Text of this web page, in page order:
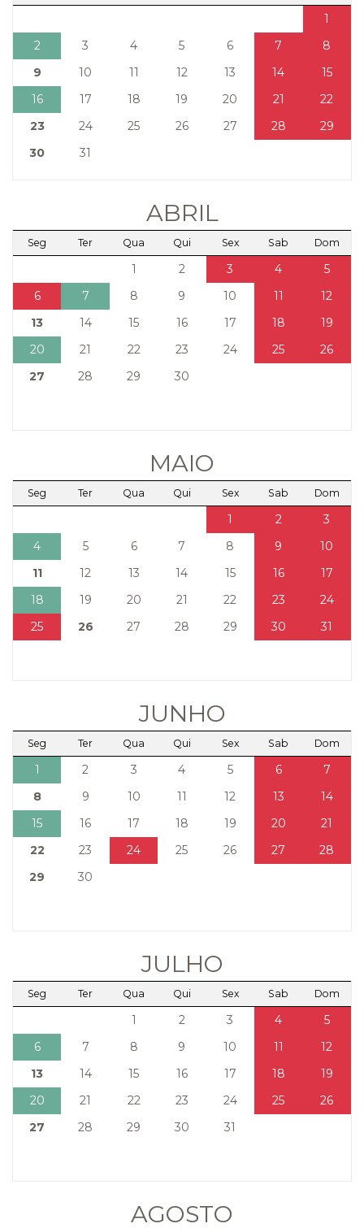
1
2
3 4 5 6 7
8
9
10 11 12 13 14
15
16
17 18 19 20 21
22
23
24 25 26 27 28
29
30
31
ABRIL
Seg Ter Qua Qui Sex Sab Dom
1 2 3 4
5
6
7 8 9 10 11
12
13
14 15 16 17 18
19
20
21 22 23 24 25
26
27
28 29 30
MAIO
Seg Ter Qua Qui Sex Sab Dom
1 2
3
4
5 6 7 8 9
10
11
12 13 14 15 16
17
18
19 20 21 22 23
24
25
26 27 28 29 30 31
JUNHO
Seg Ter Qua Qui Sex Sab Dom
1 2 3 4 5 6
7
8
9 10 11 12 13
14
15
16 17 18 19 20
21
22
23 24 25 26 27
28
29
30
JULHO
Seg Ter Qua Qui Sex Sab Dom
1 2 3 4
5
6
7 8 9 10 11
12
13
14 15 16 17 18
19
20
21 22 23 24 25
26
27
28 29 30 31
AGOSTO